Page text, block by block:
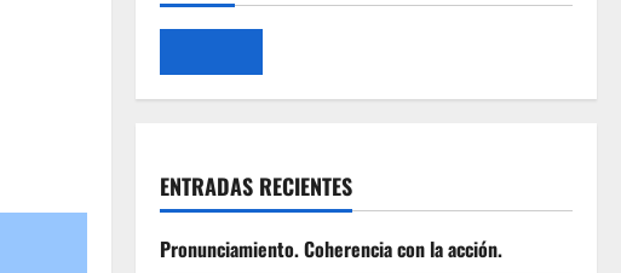
ENTRADAS RECIENTES
Pronunciamiento. Coherencia con la acción.